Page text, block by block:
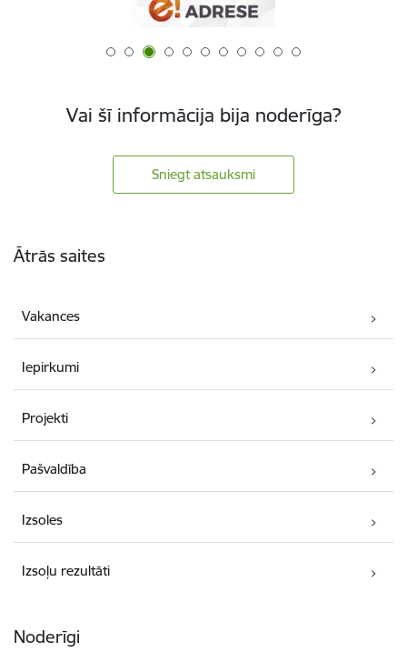
Vai šī informācija bija noderīga?
Sniegt atsauksmi
Ātrās saites
Vakances
Iepirkumi
Projekti
Pašvaldība
Izsoles
Izsoļu rezultāti
Noderīgi